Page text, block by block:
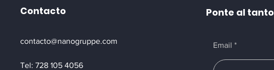
Contacto
contacto@nanogruppe.com
Tel: 728 105 4056
Ponte al tanto
Email